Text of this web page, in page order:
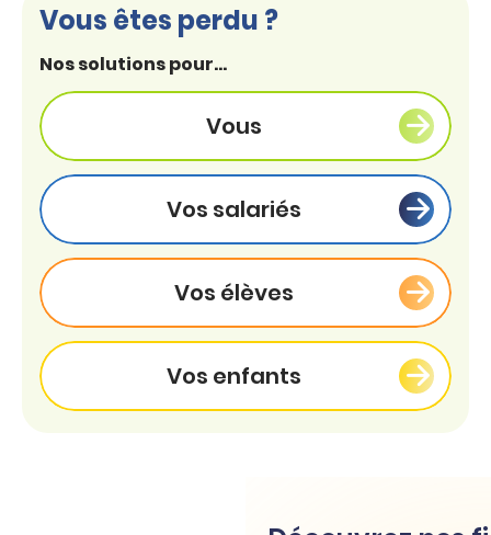
Vous êtes perdu ?
Nos solutions pour...
Vous
Vos salariés
Vos élèves
Vos enfants